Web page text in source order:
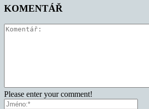
KOMENTÁŘ
Please enter your comment!